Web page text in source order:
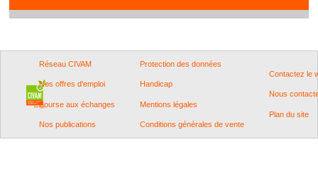
Réseau CIVAM
Nos offres d'emploi
Bourse aux échanges
Nos publications
Protection des données
Handicap
Mentions légales
Conditions générales de vente
Contactez le
Nous
Plan du site